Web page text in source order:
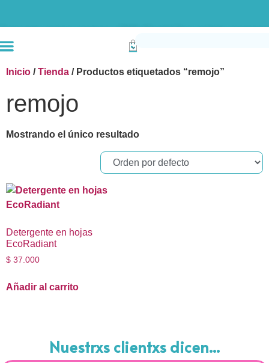
Inicio /Tienda / Productos etiquetados “remojo”
remojo
Mostrando el único resultado
Detergente en hojas
EcoRadiant
$ 37.000
Añadir al carrito
Nuestrxs clientxs dicen...